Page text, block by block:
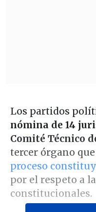
Los partidos
nómina de 14
Comité Técnico
tercer órgano
proceso
por el respeto a
constitucionales.